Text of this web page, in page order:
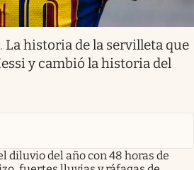
. La historia de la servilleta que
y cambió la historia del
diluvio del año con 48 horas de